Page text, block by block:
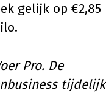
gelijk op €2,85
Pro. De
tijdelijk